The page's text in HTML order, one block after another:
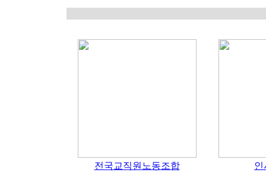
전국교직원노동조합 인